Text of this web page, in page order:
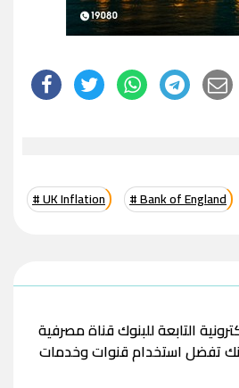
# UK Inflation # Bank of England
التابعة للبنوك قناة مصرفية
تفضل استخدام قنوات وخدمات